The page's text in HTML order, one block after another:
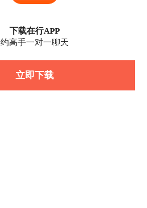
下载在行APP
约高手一对一聊天
立即下载